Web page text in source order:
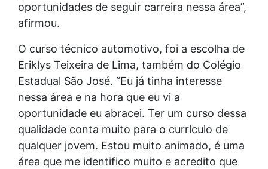
oportunidades de seguir carreira nessa área”,
afirmou.
O curso técnico automotivo, foi a escolha de
Eriklys Teixeira de Lima, também do Colégio
Estadual São José. “Eu já tinha interesse
nessa área e na hora que eu vi a
oportunidade eu abracei. Ter um curso dessa
qualidade conta muito para o currículo de
qualquer jovem. Estou muito animado, é uma
área que me identifico muito e acredito que